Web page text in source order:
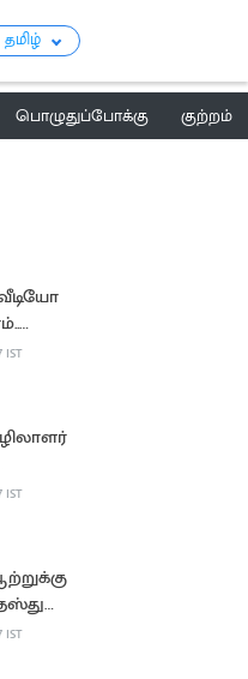
தமிழ்
பொழுதுப்போக்கு
குற்றம்
IST
IST
IST